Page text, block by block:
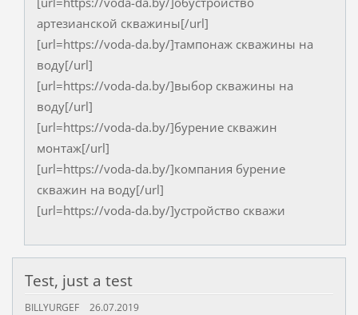
артезианской скважины[/url]
[url=https://voda-da.by/]тампонаж скважины на
воду[/url]
[url=https://voda-da.by/]выбор скважины на
воду[/url]
[url=https://voda-da.by/]бурение скважин
монтаж[/url]
[url=https://voda-da.by/]компания бурение
скважин на воду[/url]
[url=https://voda-da.by/]устройство скважи
Test, just a test
BILLYURGEF 26.07.2019